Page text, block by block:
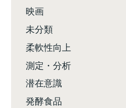
映画
未分類
柔軟性向上
測定・分析
潜在意識
発酵食品